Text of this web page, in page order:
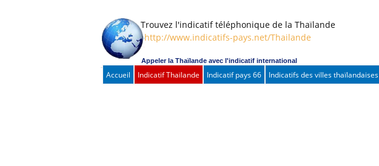
Trouvez l'indicatif téléphonique de la Thaïlande
http://www.indicatifs-pays.net/Thailande
Appeler la Thaïlande avec l'indicatif international
Accueil Indicatif Thaïlande Indicatif pays 66 Indicatifs des villes thaïlandaises